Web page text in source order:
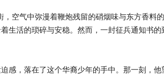
空气中弥漫着鞭炮残留的硝烟味与东方香料
生活的琐碎与安稳。然而，一封征兵通知书
感，落在了这个华裔少年的手中。那一刻，